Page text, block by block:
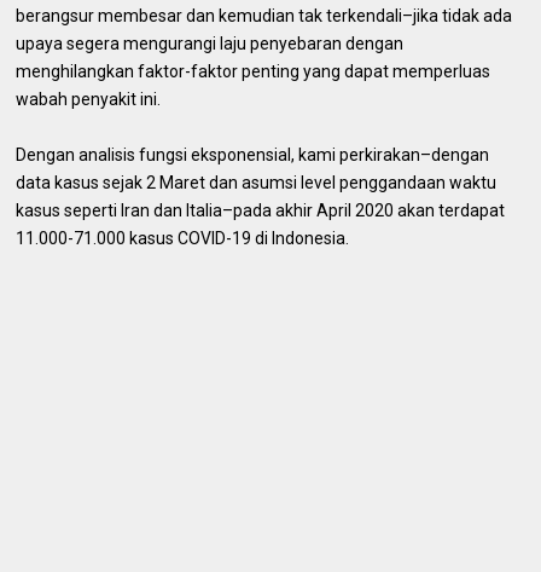
berangsur membesar dan kemudian tak terkendali–jika tidak ada
upaya segera mengurangi laju penyebaran dengan
menghilangkan faktor-faktor penting yang dapat memperluas
wabah penyakit ini.
Dengan analisis fungsi eksponensial, kami perkirakan–dengan
data kasus sejak 2 Maret dan asumsi level penggandaan waktu
kasus seperti Iran dan Italia–pada akhir April 2020 akan terdapat
11.000-71.000 kasus COVID-19 di Indonesia.